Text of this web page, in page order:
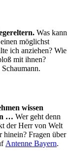
Was kann
möglichst
ich anziehen? Wie
mit ihnen?
wissen
… Wer geht denn
der Herr von Welt
hinein? Fragen über
Antenne Bayern.